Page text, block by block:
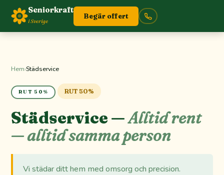
Seniorkraft
i Sverige
Begär offert
Hem›Städservice
RUT 50% RUT 50%
Städservice —Alltid rent
— alltid samma person
Vi städar ditt hem med omsorg och precision.